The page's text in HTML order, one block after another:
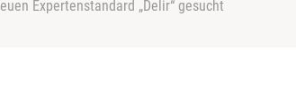
Expertenstandard „Delir“ gesucht